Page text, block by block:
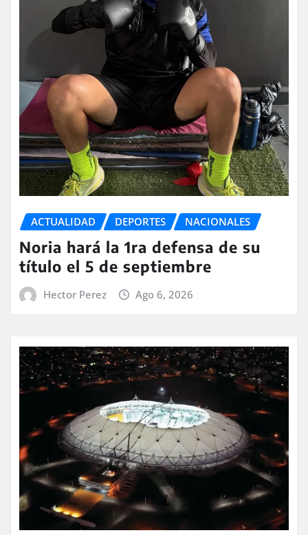
ACTUALIDAD DEPORTES NACIONALES
Noria hará la 1ra defensa de su
título el 5 de septiembre
Hector Perez Ago 6, 2026